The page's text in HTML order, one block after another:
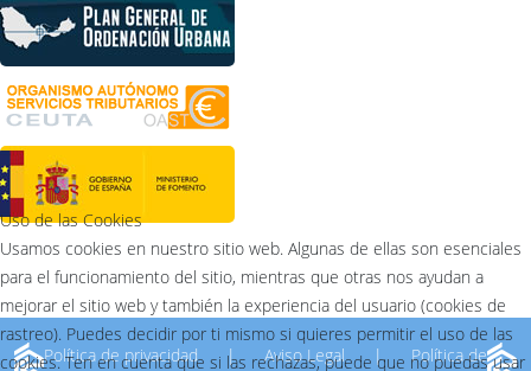
Política de privacidad | Aviso Legal | Política de
Uso de las Cookies
Usamos cookies en nuestro sitio web. Algunas de ellas son esenciales
para el funcionamiento del sitio, mientras que otras nos ayudan a
mejorar el sitio web y también la experiencia del usuario (cookies de
rastreo). Puedes decidir por ti mismo si quieres permitir el uso de las
cookies. Ten en cuenta que si las rechazas, puede que no puedas usar